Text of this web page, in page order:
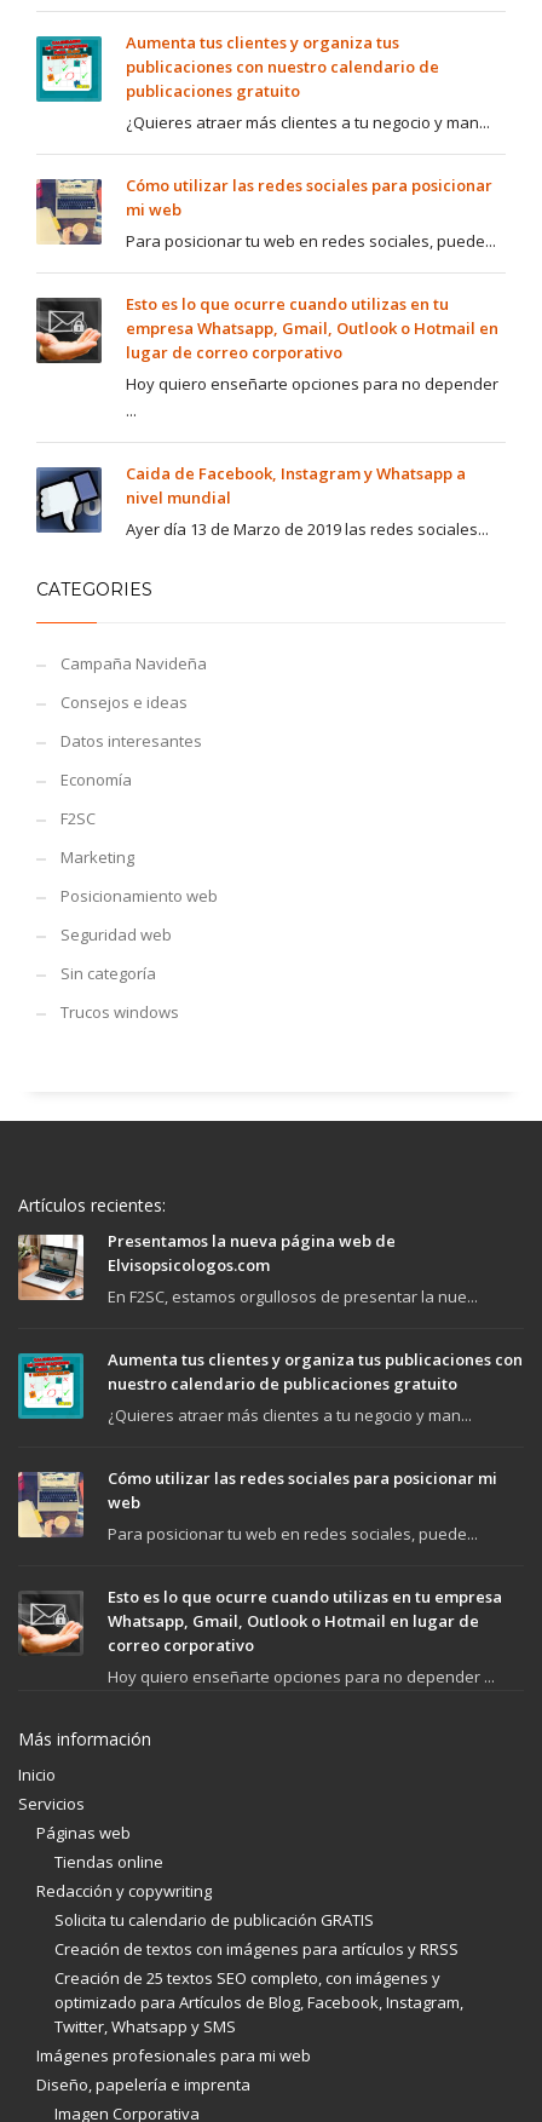
Aumenta tus clientes y organiza tus
publicaciones con nuestro calendario de
publicaciones gratuito
¿Quieres atraer más clientes a tu negocio y man...
Cómo utilizar las redes sociales para posicionar
mi web
Para posicionar tu web en redes sociales, puede...
Esto es lo que ocurre cuando utilizas en tu
empresa Whatsapp, Gmail, Outlook o Hotmail en
lugar de correo corporativo
Hoy quiero enseñarte opciones para no depender
...
Caida de Facebook, Instagram y Whatsapp a
nivel mundial
Ayer día 13 de Marzo de 2019 las redes sociales...
CATEGORIES
Campaña Navideña
Consejos e ideas
Datos interesantes
Economía
F2SC
Marketing
Posicionamiento web
Seguridad web
Sin categoría
Trucos windows
Artículos recientes:
Presentamos la nueva página web de
Elvisopsicologos.com
En F2SC, estamos orgullosos de presentar la nue...
Aumenta tus clientes y organiza tus publicaciones con
nuestro calendario de publicaciones gratuito
¿Quieres atraer más clientes a tu negocio y man...
Cómo utilizar las redes sociales para posicionar mi
web
Para posicionar tu web en redes sociales, puede...
Esto es lo que ocurre cuando utilizas en tu empresa
Whatsapp, Gmail, Outlook o Hotmail en lugar de
correo corporativo
Hoy quiero enseñarte opciones para no depender ...
Más información
Inicio
Servicios
Páginas web
Tiendas online
Redacción y copywriting
Solicita tu calendario de publicación GRATIS
Creación de textos con imágenes para artículos y RRSS
Creación de 25 textos SEO completo, con imágenes y
optimizado para Artículos de Blog, Facebook, Instagram,
Twitter, Whatsapp y SMS
Imágenes profesionales para mi web
Diseño, papelería e imprenta
Imagen Corporativa